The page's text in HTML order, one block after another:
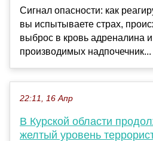
Сигнал опасности: как
вы испытываете страх,
выброс в кровь адреналина и
производимых надпочечник...
22:11, 16 Апр
В Курской области
желтый уровень